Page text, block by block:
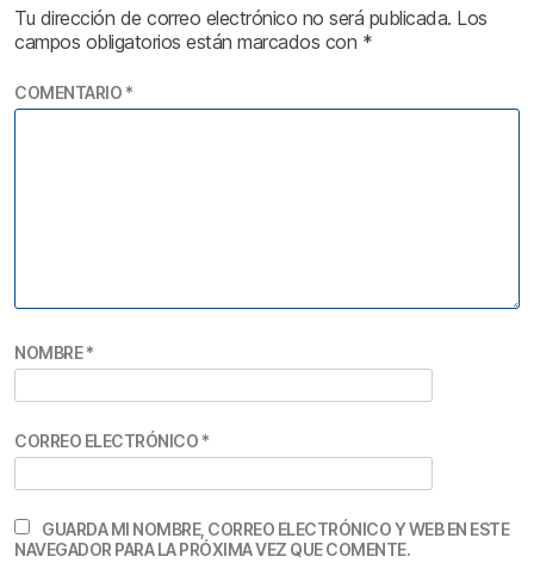
Tu dirección de correo electrónico no será publicada. Los
campos obligatorios están marcados con *
COMENTARIO *
NOMBRE*
CORREO ELECTRÓNICO *
GUARDA MI NOMBRE, CORREO ELECTRÓNICO Y WEB EN ESTE
NAVEGADOR PARA LA PRÓXIMA VEZ QUE COMENTE.